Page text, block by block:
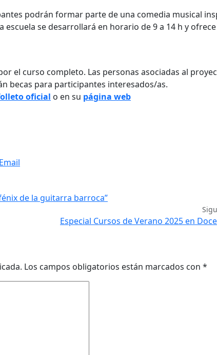
podrán formar parte de una comedia musical
escuela se desarrollará en horario de 9 a 14 h y ofrece
el curso completo. Las personas asociadas al
becas para participantes interesados/as.
oficial o en su página web
Email
de la guitarra barroca”
Especial Cursos de Verano 2025 en
Los campos obligatorios están marcados con *